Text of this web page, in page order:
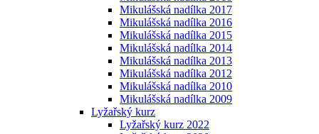
Mikulášská nadílka 2017
Mikulášská nadílka 2016
Mikulášská nadílka 2015
Mikulášská nadílka 2014
Mikulášská nadílka 2013
Mikulášská nadílka 2012
Mikulášská nadílka 2010
Mikulášská nadílka 2009
Lyžařský kurz
Lyžařský kurz 2022